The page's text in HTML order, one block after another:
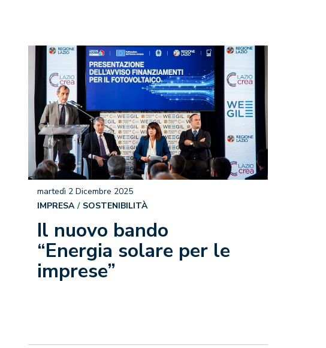
Il nuovo bando
“Energia solare per le
imprese”
martedì 2 Dicembre 2025
IMPRESA
SOSTENIBILITÀ